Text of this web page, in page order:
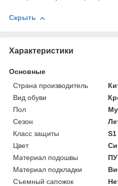
Скрыть
Характеристики
Основные
Страна производитель
Вид обуви
Пол
Сезон
Класс защиты
S1
Цвет
Материал подошвы
ПУ
Материал подкладки
Съемный сапожок